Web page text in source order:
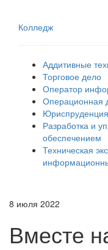
Колледж
Аддитивные
Торговое дело
Оператор
Операционная
Юриспруденция
Разработка и
обеспечением
Техническая
8 июля 2022
Вместе